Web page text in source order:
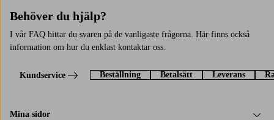
Behöver du hjälp?
I vår FAQ hittar du svaren på de vanligaste frågorna. Här finns också
information om hur du enklast kontaktar oss.
Kundservice Beställning Betalsätt Leverans
Mina sidor